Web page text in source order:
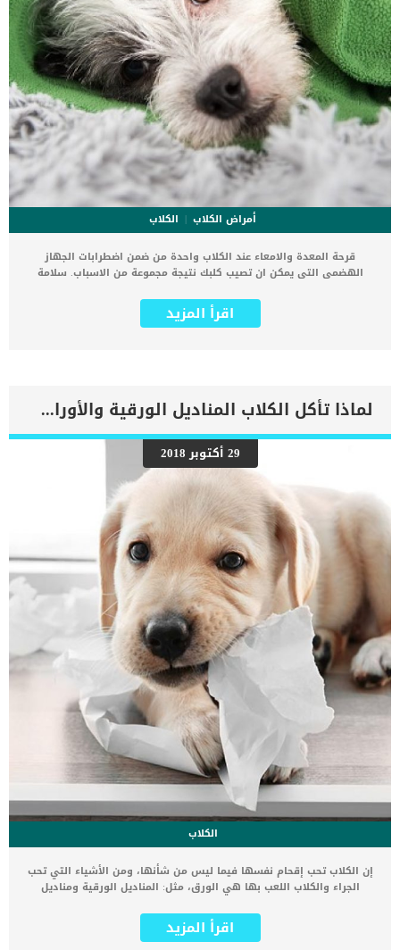
أمراض الكلاب
الكلاب
قرحة المعدة والامعاء عند الكلاب واحدة من ضمن اضطرابات الجهاز
الهضمى التى يمكن ان تصيب كلبك نتيجة مجموعة من الاسباب. سلامة
عام.هناك مجموعة من الاسباب التى تكمن خلف اصابة الكلب بقرحة المعدة
والماعاء ولكننا سنتعرف على اشهر 3 اسباب وهما: الاثنى عشرامراض
الحماية الطبيعية للغشاء المخاطي المعدي المعوي ، فقد يصاب كلبك
بقرحة. اقرا ايضا: خطورة انسداد الامعاء عند الكلابكما يمكن أن يحدث
اضطراب في الحاجز المخاطي بشكل مستقل أو نتيجة لسبب ثانوي.هناك
مجموعة من الاعراض المرتبطة بهذه الحالة سنقدمها لك فى هذا المقال
الى جانب مجموعة اخرى من الاسباب المتوقفة عليها قرحة المعدة
والامعاء عند الكلابكما سنقدم لك خطوات الطبيب البيطرى لعمل التشخيص
الطبى لحالة الكلب وافضل الطرق العلاجية. اعراض قرحة المعدة والامعاء
عند الكلاب فقر الدم (نقص الحديد بسبب النزيف المزمن)فقدان الوزنقلة
الشهيةنشاطالقيء. قد يكون هناك وجود دم (قيء دموي)شحوب الغشاء
المخاطي بسبب النزيف الشديدمعدل ضربات القلب السريع […]
اقرأ المزيد
لماذا تأكل الكلاب المناديل الورقية والأوراق ؟
29 أكتوبر 2018
الكلاب
إن الكلاب تحب إقحام نفسها فيما ليس من شأنها، ومن الأشياء التي تحب
الجراء والكلاب اللعب بها هي الورق، مثل: المناديل الورقية ومناديل
بانهم عادوا إلى المنزل فوجدوا الكلب قد قام بتدمير المناديل والأوراق ..
مما يجعلك تسأل لماذا تأكل الكلاب المناديل الورقية ؟ لماذا يعد تمزيق
اقرأ المزيد